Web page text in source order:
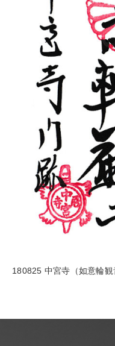
180825 中宮寺（如意輪観